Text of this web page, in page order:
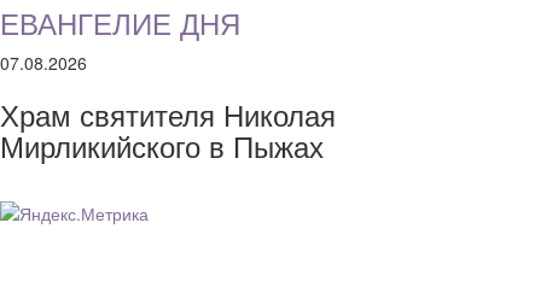
ЕВАНГЕЛИЕ ДНЯ
07.08.2026
Храм святителя Николая
Мирликийского в Пыжах